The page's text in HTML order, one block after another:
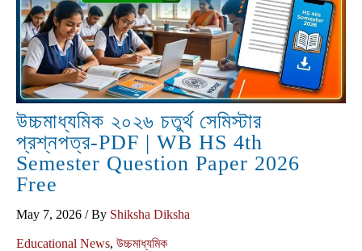
উচ্চমাধ্যমিক ২০২৬ চতুর্থ সেমিস্টার
প্রশ্নপত্র-PDF | WB HS 4th
Semester Question Paper 2026
Free
May 7, 2026 / By Shiksha Diksha
Educational News, উচ্চমাধ্যমিক